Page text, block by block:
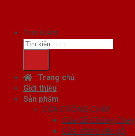
Tìm kiếm:
Trang chủ
Giới thiệu
Sản phẩm
CỬA CHỐNG CHÁY
Cửa Gỗ Chống Cháy
Cửa nhôm vân gỗ